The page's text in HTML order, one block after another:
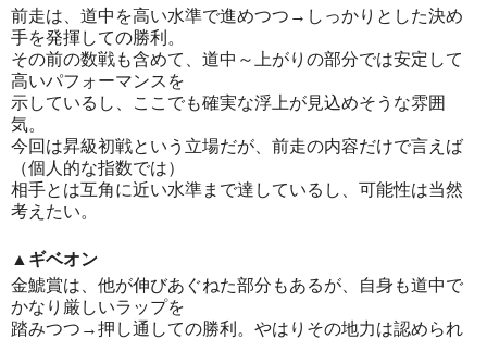
前走は、道中を高い水準で進めつつ→しっかりとした決め
手を発揮しての勝利。
その前の数戦も含めて、道中～上がりの部分では安定して
高いパフォーマンスを
示しているし、ここでも確実な浮上が見込めそうな雰囲
気。
今回は昇級初戦という立場だが、前走の内容だけで言えば
（個人的な指数では）
相手とは互角に近い水準まで達しているし、可能性は当然
考えたい。
▲ギベオン
金鯱賞は、他が伸びあぐねた部分もあるが、自身も道中で
かなり厳しいラップを
踏みつつ→押し通しての勝利。やはりその地力は認められ